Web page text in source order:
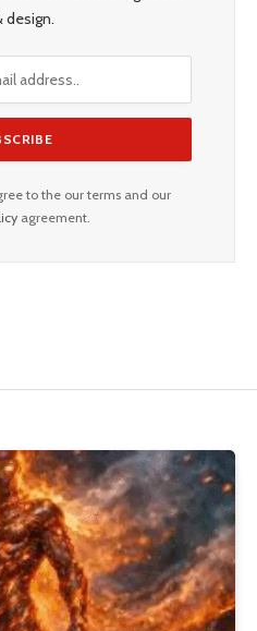
design.
to the our terms and our
agreement.